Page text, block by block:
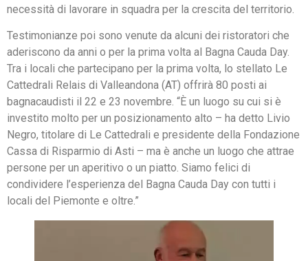
necessità di lavorare in squadra per la crescita del territorio.
Testimonianze poi sono venute da alcuni dei ristoratori che
aderiscono da anni o per la prima volta al Bagna Cauda Day.
Tra i locali che partecipano per la prima volta, lo stellato Le
Cattedrali Relais di Valleandona (AT) offrirà 80 posti ai
bagnacaudisti il 22 e 23 novembre. “È un luogo su cui si è
investito molto per un posizionamento alto – ha detto Livio
Negro, titolare di Le Cattedrali e presidente della Fondazione
Cassa di Risparmio di Asti – ma è anche un luogo che attrae
persone per un aperitivo o un piatto. Siamo felici di
condividere l’esperienza del Bagna Cauda Day con tutti i
locali del Piemonte e oltre.”